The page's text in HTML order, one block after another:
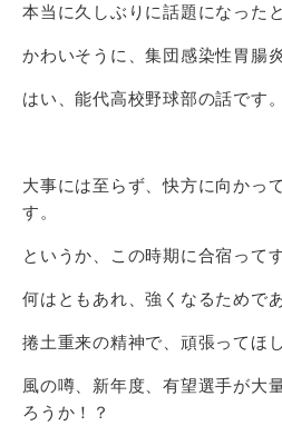
本当に久しぶりに話題になった
かわいそうに、集団感染性胃腸炎
はい、能代高校野球部の話です。
大事には至らず、快方に向かっ
す。
というか、この時期に合宿って
何はともあれ、強くなるためで
捲土重来の精神で、頑張ってほ
風の噂、新年度、有望選手が大
ろうか！？